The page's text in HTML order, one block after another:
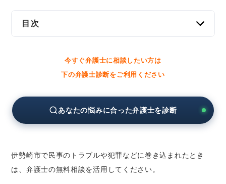
目次
群馬県弁護士会の無料法律相談
法テラスの無料法律相談
伊勢崎市の弁護士に分野別の無料法律相談をし
たいとき
をしたいとき
伊勢崎市の弁護士に離婚問題の無料法律相談
今すぐ弁護士に相談したい方は
下の弁護士診断をご利用ください
あなたの悩みに合った弁護士を診断
伊勢崎市で民事のトラブルや犯罪などに巻き込まれたとき
は、弁護士の無料相談を活用してください。